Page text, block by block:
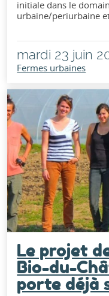
initiale dans le
urbaine/periurbaine
mardi 23 juin
Fermes urbaines
Le projet
Bio-du-
porte déjà